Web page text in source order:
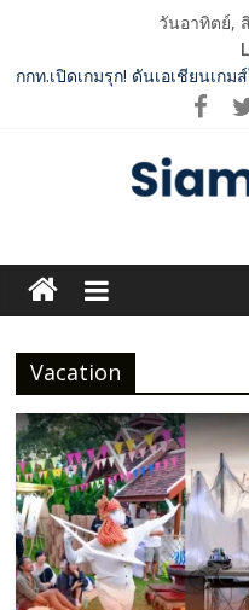
content
วันอาทิตย์,
ททท. จับมือ TransNusa
ไทย–อินโดนีเซีย ดันไทยสู่จุดห
Tourism และ Muslim-
แคมเปญระดับชาติ
Vitafoods Asia 2026 ตัวเร่งอุ
เครือข่ายโลก สร้างมูลค่าเศร
‘RAKSAPHAN’ เปิดฉากคอล
รังสรรค์ “ผ้าลายน้ำไหล” สู่ชิ้น
ภูมิปัญญาท้องถิ่นสู่สุนทรียภาพร
Navigator” ชูยุทธศาสตร์ “แห
ไทยแข่งขันได้ในเวทีโลก
Siam
ฺีBusiness
&
Variety
Vacation